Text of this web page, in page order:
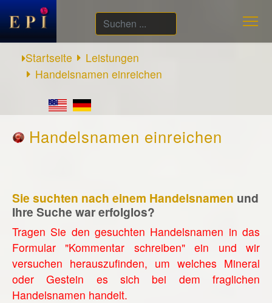
Suchen
...
Startseite
Leistungen
Handelsnamen einreichen
Handelsnamen einreichen
Sie suchten nach einem Handelsnamen und
Ihre Suche war erfolglos?
Tragen Sie den gesuchten Handelsnamen in das
Formular "Kommentar schreiben" ein und wir
versuchen herauszufinden, um welches Mineral
oder Gestein es sich bei dem fraglichen
Handelsnamen handelt.